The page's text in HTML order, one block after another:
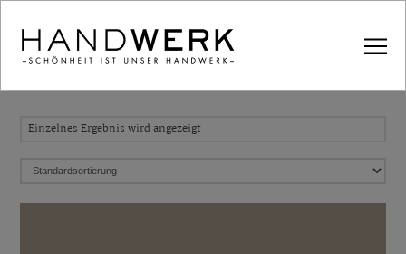
Einzelnes Ergebnis wird angezeigt